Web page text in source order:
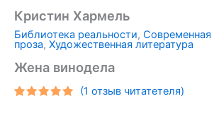
Кристин Хармель
Библиотека реальности, Современная
проза, Художественная литература
Жена винодела
(1 отзыв читатетеля)